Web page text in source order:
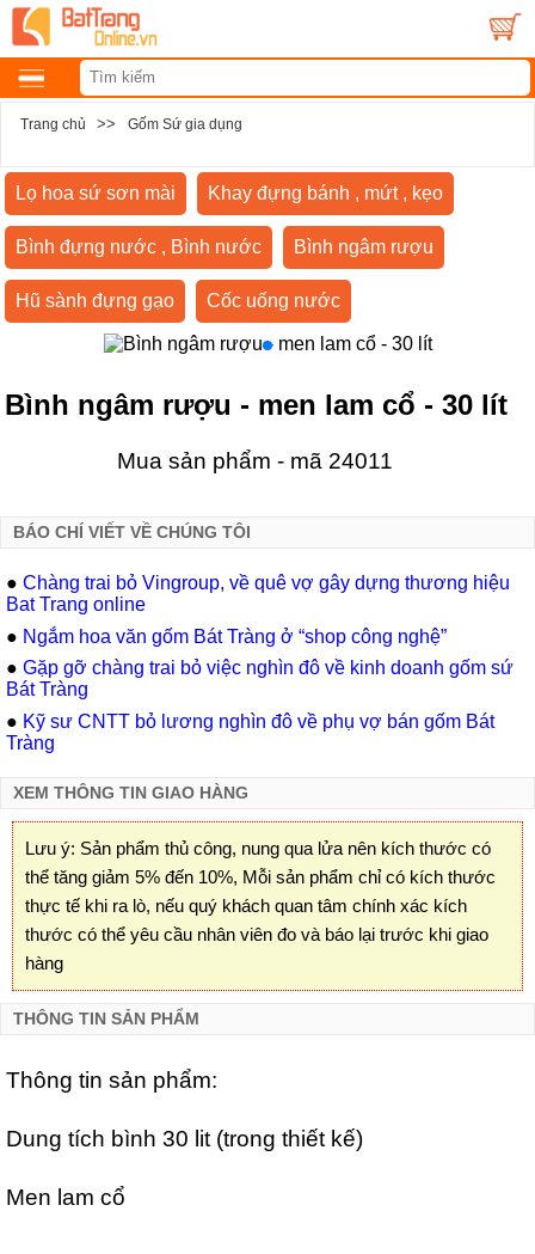
Trang chủ >> Gốm Sứ gia dụng
Lọ hoa sứ sơn mài Khay đựng bánh , mứt , kẹo
Bình đựng nước , Bình nước Bình ngâm rượu
Hũ sành đựng gạo Cốc uống nước
Bình ngâm rượu - men lam cổ - 30 lít
Mua sản phẩm - mã 24011
BÁO CHÍ VIẾT VỀ CHÚNG TÔI
● Chàng trai bỏ Vingroup, về quê vợ gây dựng thương hiệu
Bat Trang online
● Ngắm hoa văn gốm Bát Tràng ở “shop công nghệ”
● Gặp gỡ chàng trai bỏ việc nghìn đô về kinh doanh gốm sứ
Bát Tràng
● Kỹ sư CNTT bỏ lương nghìn đô về phụ vợ bán gốm Bát
Tràng
XEM THÔNG TIN GIAO HÀNG
Lưu ý: Sản phẩm thủ công, nung qua lửa nên kích thước có
thể tăng giảm 5% đến 10%, Mỗi sản phẩm chỉ có kích thước
thực tế khi ra lò, nếu quý khách quan tâm chính xác kích
thước có thể yêu cầu nhân viên đo và báo lại trước khi giao
hàng
THÔNG TIN SẢN PHẨM
Thông tin sản phẩm:
Dung tích bình 30 lit (trong thiết kế)
Men lam cổ